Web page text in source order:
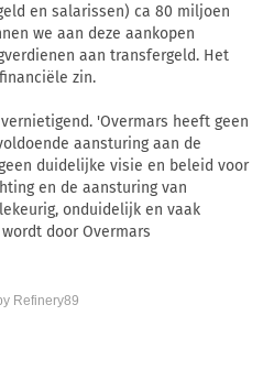
en salarissen) ca 80 miljoen
we aan deze aankopen
aan transfergeld. Het
zin.
'Overmars heeft geen
aansturing aan de
duidelijke visie en beleid voor
en de aansturing van
onduidelijk en vaak
door Overmars
Refinery89